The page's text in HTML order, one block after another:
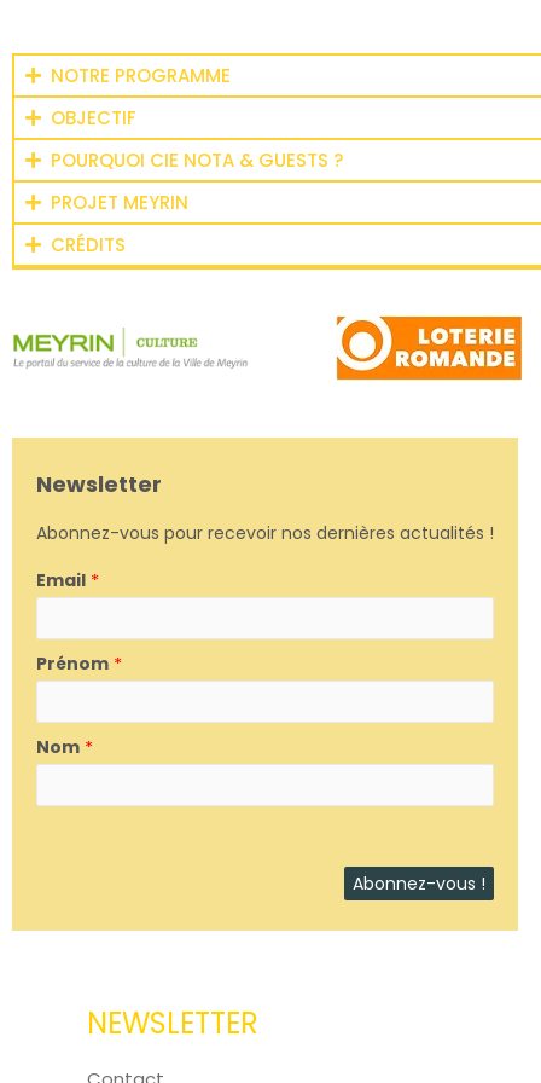
NOTRE PROGRAMME
OBJECTIF
POURQUOI CIE NOTA & GUESTS ?
PROJET MEYRIN
CRÉDITS
Newsletter
Abonnez-vous pour recevoir nos dernières actualités !
Email *
Prénom *
Nom *
NEWSLETTER